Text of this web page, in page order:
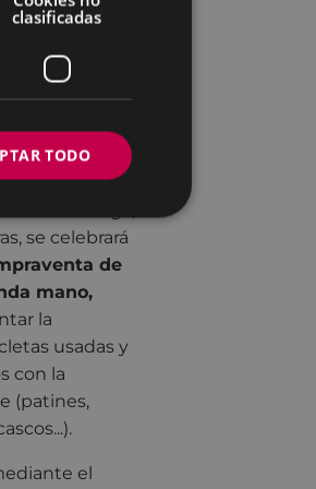
el22 de
mi coche!”. El
menos,
UDALBUS
se celebrará
de
mano,
la
usadas y
con la
(patines,
el
clasificadas
TODO